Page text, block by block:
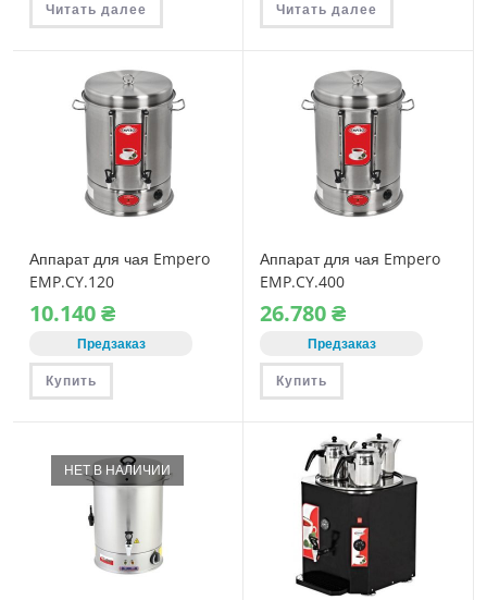
Читать далее Читать далее
Аппарат для чая Empero
EMP.CY.120
10.140₴
Предзаказ
Купить
Аппарат для чая Empero
EMP.CY.400
26.780₴
Предзаказ
Купить
НЕТ В НАЛИЧИИ